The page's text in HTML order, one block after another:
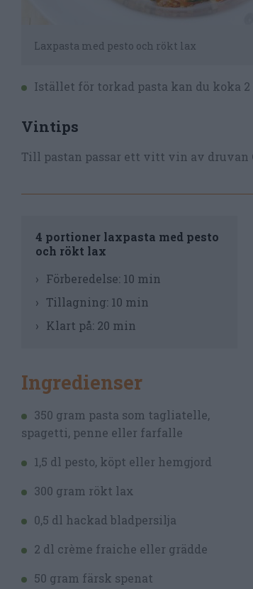
Laxpasta med pesto och rökt lax
Istället för torkad pasta kan du koka
Vintips
Till pastan passar ett vitt vin av druvan
4 portioner laxpasta med pesto
och rökt lax
Förberedelse: 10 min
Tillagning: 10 min
Klart på: 20 min
Ingredienser
350 gram pasta som tagliatelle,
spagetti, penne eller farfalle
1,5 dl pesto, köpt eller hemgjord
300 gram rökt lax
0,5 dl hackad bladpersilja
2 dl crème fraiche eller grädde
50 gram färsk spenat